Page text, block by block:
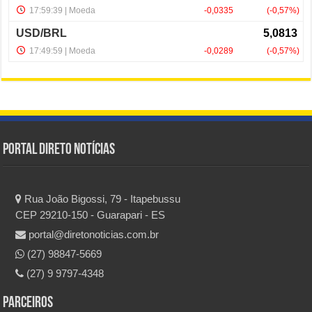
Portal Direto Notícias
Rua João Bigossi, 79 - Itapebussu
CEP 29210-150 - Guarapari - ES
portal@diretonoticias.com.br
(27) 98847-5669
(27) 9 9797-4348
Parceiros